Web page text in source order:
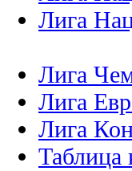
Лига
Лига
Лига
Лига